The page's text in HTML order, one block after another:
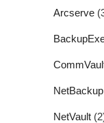
Arcserve
NetBackup
NetVault